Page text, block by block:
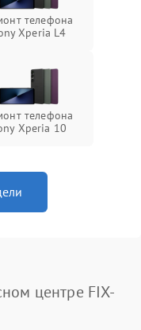
телефона
Xperia L4
телефона
Xperia 10
центре FIX-